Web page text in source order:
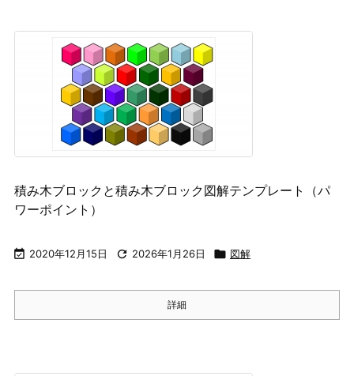
積み木ブロックと積み木ブロック図解テンプレート（パ
ワーポイント）
 2020年12月15日  2026年1月26日  図解
詳細